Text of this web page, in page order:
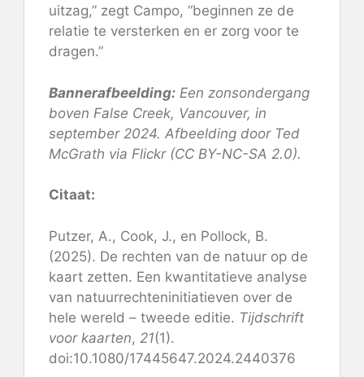
uitzag,” zegt Campo, “beginnen ze de
relatie te versterken en er zorg voor te
dragen.”
Bannerafbeelding: Een zonsondergang
boven False Creek, Vancouver, in
september 2024. Afbeelding door Ted
McGrath via Flickr (CC BY-NC-SA 2.0).
Citaat:
Putzer, A., Cook, J., en Pollock, B.
(2025). De rechten van de natuur op de
kaart zetten. Een kwantitatieve analyse
van natuurrechteninitiatieven over de
hele wereld – tweede editie. Tijdschrift
voor kaarten, 21(1).
doi:10.1080/17445647.2024.2440376